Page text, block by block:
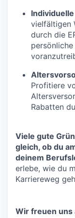
vielfältigen
durch die
Profitiere
Rabatten
Viele gute
gleich, ob du
deinem
erlebe, wie du
Karriereweg
Wir freuen uns